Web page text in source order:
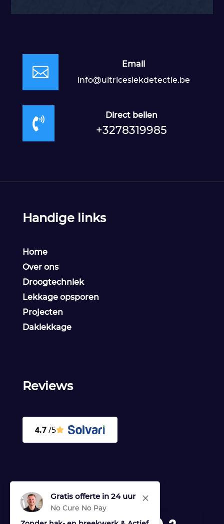

Email
info@ultriceslekdetectie.be

Direct bellen
+3278319985
M
Gratis offerte in 24 uur
No Cure No Pay
Handige links
Home
Over ons
Droogtechniek
Lekkage opsporen
Projecten
Daklekkage
Reviews